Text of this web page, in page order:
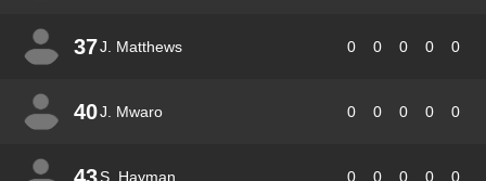
37J. Matthews 0 0 0 0 0
40J. Mwaro 0 0 0 0 0
S. Hayman 0 0 0 0 0